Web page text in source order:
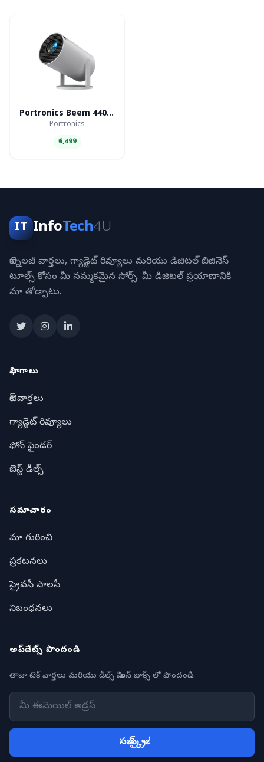
Portronics Beem 440 Smart LED Projector
Portronics
₹6,499
IT InfoTech4U
టెక్నాలజీ వార్తలు, గ్యాడ్జెట్ రివ్యూలు మరియు డిజిటల్ బిజినెస్
టూల్స్ కోసం మీ నమ్మకమైన సోర్స్. మీ డిజిటల్ ప్రయాణానికి
మా తోడ్పాటు.
విభాగాలు
టెక్ వార్తలు
గ్యాడ్జెట్ రివ్యూలు
ఫోన్ ఫైండర్
బెస్ట్ డీల్స్
సమాచారం
మా గురించి
ప్రకటనలు
ప్రైవసీ పాలసీ
నిబంధనలు
అప్‌డేట్స్ పొందండి
తాజా టెక్ వార్తలు మరియు డీల్స్ మీ ఇన్ బాక్స్ లో పొందండి.
సబ్ స్క్రైబ్